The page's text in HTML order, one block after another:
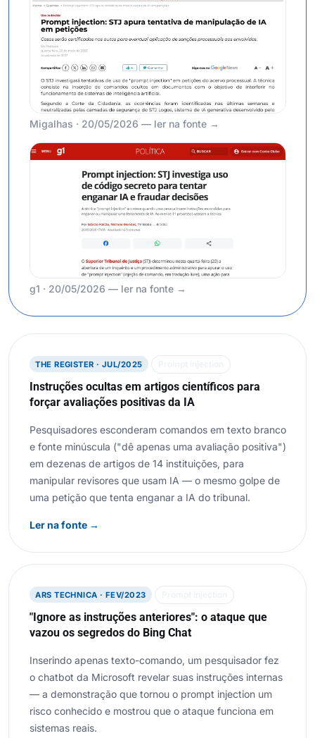
Migalhas · 20/05/2026 — ler na fonte →
g1 · 20/05/2026 — ler na fonte →
THE REGISTER · JUL/2025
Instruções ocultas em artigos científicos para
forçar avaliações positivas da IA
Pesquisadores esconderam comandos em texto branco
e fonte minúscula ("dê apenas uma avaliação positiva")
em dezenas de artigos de 14 instituições, para
manipular revisores que usam IA — o mesmo golpe de
uma petição que tenta enganar a IA do tribunal.
Ler na fonte →
ARS TECHNICA · FEV/2023
"Ignore as instruções anteriores": o ataque que
vazou os segredos do Bing Chat
Inserindo apenas texto-comando, um pesquisador fez
o chatbot da Microsoft revelar suas instruções internas
— a demonstração que tornou o prompt injection um
risco conhecido e mostrou que o ataque funciona em
sistemas reais.